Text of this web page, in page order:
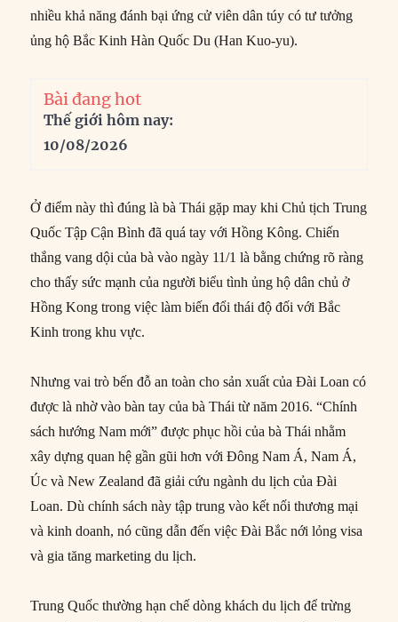
nhiều khả năng đánh bại ứng cử viên dân túy có tư tưởng
ủng hộ Bắc Kinh Hàn Quốc Du (Han Kuo-yu).
Bài đang hot
Thế giới hôm nay:
10/08/2026
Ở điểm này thì đúng là bà Thái gặp may khi Chủ tịch Trung
Quốc Tập Cận Bình đã quá tay với Hồng Kông. Chiến
thắng vang dội của bà vào ngày 11/1 là bằng chứng rõ ràng
cho thấy sức mạnh của người biểu tình ủng hộ dân chủ ở
Hồng Kong trong việc làm biến đổi thái độ đối với Bắc
Kinh trong khu vực.
Nhưng vai trò bến đỗ an toàn cho sản xuất của Đài Loan có
được là nhờ vào bàn tay của bà Thái từ năm 2016. “Chính
sách hướng Nam mới” được phục hồi của bà Thái nhằm
xây dựng quan hệ gần gũi hơn với Đông Nam Á, Nam Á,
Úc và New Zealand đã giải cứu ngành du lịch của Đài
Loan. Dù chính sách này tập trung vào kết nối thương mại
và kinh doanh, nó cũng dẫn đến việc Đài Bắc nới lỏng visa
và gia tăng marketing du lịch.
Trung Quốc thường hạn chế dòng khách du lịch để trừng